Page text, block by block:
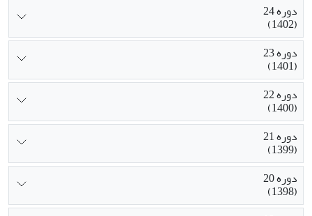
دوره 24
(1402)
دوره 23
(1401)
دوره 22
(1400)
دوره 21
(1399)
دوره 20
(1398)